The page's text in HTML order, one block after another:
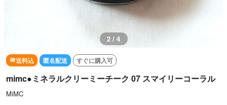
3 / 4
送料込 匿名配送 すぐに購入可
mimc●ミネラルクリーミーチーク 07 スマイリーコーラル
MiMC